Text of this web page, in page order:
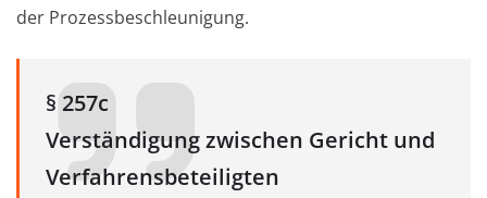
der Prozessbeschleunigung.
§ 257c
Verständigung zwischen Gericht und
Verfahrensbeteiligten